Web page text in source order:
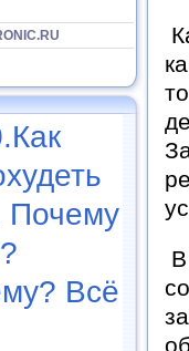
Почему
Всё